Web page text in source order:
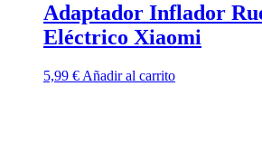
Adaptador Inflador
Eléctrico Xiaomi
5,99 € Añadir al carrito